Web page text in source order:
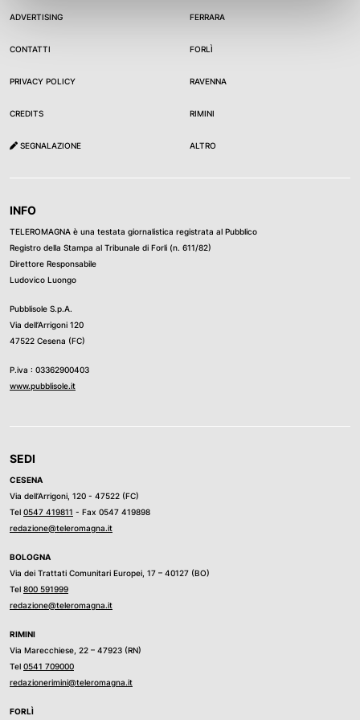
ADVERTISING
CONTATTI
PRIVACY POLICY
CREDITS
SEGNALAZIONE
FERRARA
FORLÌ
RAVENNA
RIMINI
ALTRO
INFO
TELEROMAGNA è una testata giornalistica registrata al Pubblico
Registro della Stampa al Tribunale di Forli (n. 611/82)
Direttore Responsabile
Ludovico Luongo
Pubblisole S.p.A.
Via dell’Arrigoni 120
47522 Cesena (FC)
P.iva : 03362900403
www.pubblisole.it
SEDI
CESENA
Via dell’Arrigoni, 120 - 47522 (FC)
Tel 0547 419811 - Fax 0547 419898
redazione@teleromagna.it
BOLOGNA
Via dei Trattati Comunitari Europei, 17 – 40127 (BO)
Tel 800 591999
redazione@teleromagna.it
RIMINI
Via Marecchiese, 22 – 47923 (RN)
Tel 0541 709000
redazionerimini@teleromagna.it
FORLÌ